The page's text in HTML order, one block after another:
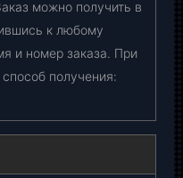
можно получить в
к любому
и номер заказа. При
получения: